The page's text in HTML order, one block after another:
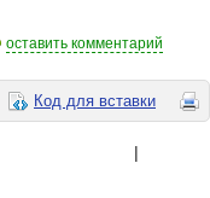
оставить комментарий
Код для вставки
|